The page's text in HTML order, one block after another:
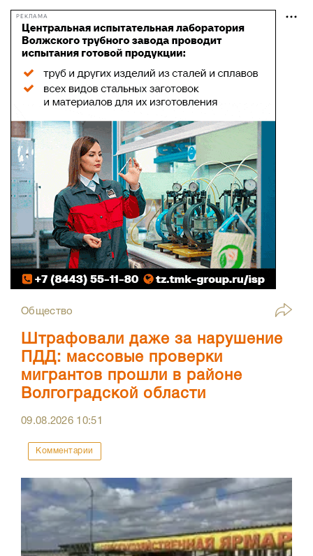
РЕКЛАМА
Общество
Штрафовали даже за нарушение
ПДД: массовые проверки
мигрантов прошли в районе
Волгоградской области
09.08.2026 10:51
Комментарии